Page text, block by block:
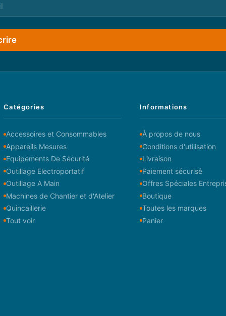
Catégories
Accessoires et Consommables
Appareils Mesures
Equipements De Sécurité
Outillage Electroportatif
Outillage A Main
Machines de Chantier et d'Atelier
Quincaillerie
Tout voir
Informations
À propos de nous
Conditions d'utilisation
Livraison
Paiement sécurisé
Offres Spéciales
Boutique
Toutes les marques
Panier